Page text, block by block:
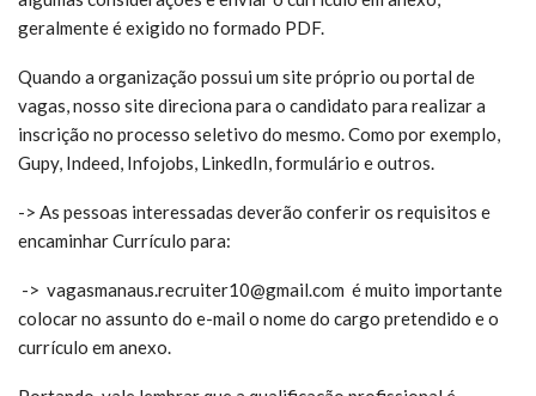
geralmente é exigido no formado PDF.
Quando a organização possui um site próprio ou portal de
vagas, nosso site direciona para o candidato para realizar a
inscrição no processo seletivo do mesmo. Como por exemplo,
Gupy, Indeed, Infojobs, LinkedIn, formulário e outros.
-> As pessoas interessadas deverão conferir os requisitos e
encaminhar Currículo para:
-> vagasmanaus.recruiter10@gmail.com é muito importante
colocar no assunto do e-mail o nome do cargo pretendido e o
currículo em anexo.